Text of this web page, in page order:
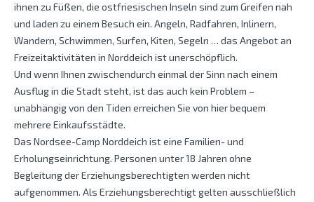
ihnen zu Füßen, die ostfriesischen Inseln sind zum Greifen nah
und laden zu einem Besuch ein. Angeln, Radfahren, Inlinern,
Wandern, Schwimmen, Surfen, Kiten, Segeln … das Angebot an
Freizeitaktivitäten in Norddeich ist unerschöpflich.
Und wenn Ihnen zwischendurch einmal der Sinn nach einem
Ausflug in die Stadt steht, ist das auch kein Problem –
unabhängig von den Tiden erreichen Sie von hier bequem
mehrere Einkaufsstädte.
Das Nordsee-Camp Norddeich ist eine Familien- und
Erholungseinrichtung. Personen unter 18 Jahren ohne
Begleitung der Erziehungsberechtigten werden nicht
aufgenommen. Als Erziehungsberechtigt gelten ausschließlich